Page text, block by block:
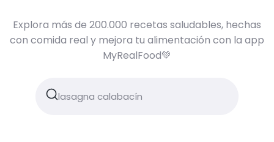
Explora más de 200.000 recetas saludables, hechas
con comida real y mejora tu alimentación con la app
MyRealFood💚